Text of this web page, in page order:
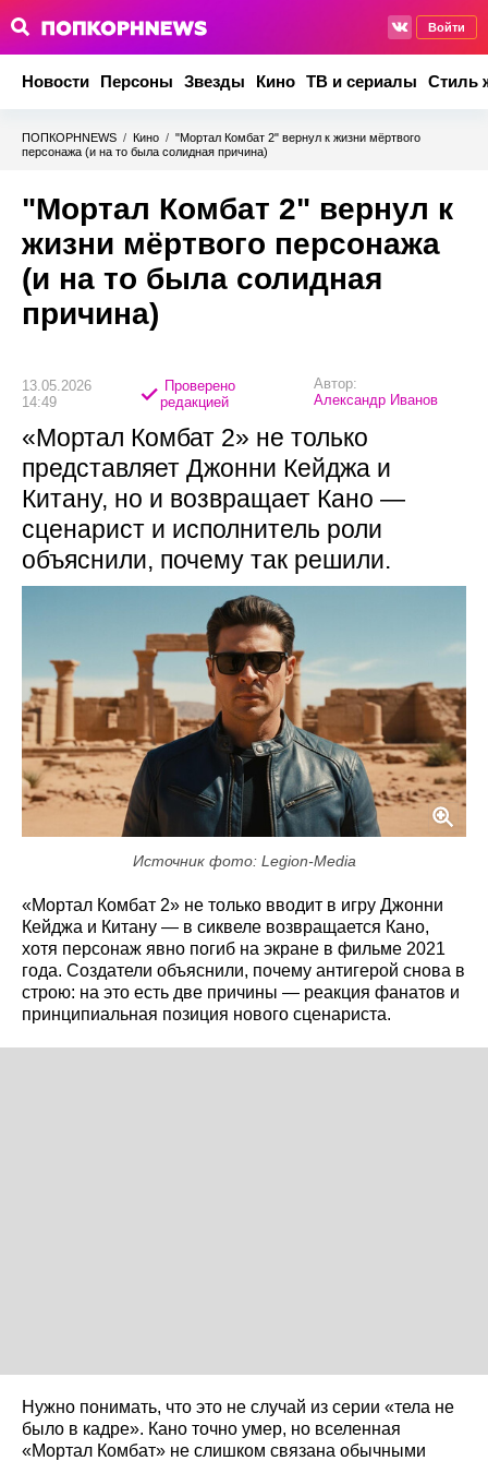
Войти
Новости Персоны Звезды Кино ТВ и сериалы Стиль
ПОПКОРНNEWS / Кино / "Мортал Комбат 2" вернул к жизни мёртвого
персонажа (и на то была солидная причина)
"Мортал Комбат 2" вернул к
жизни мёртвого персонажа
(и на то была солидная
причина)
13.05.2026
14:49
Проверено
редакцией
Автор:
Александр Иванов
«Мортал Комбат 2» не только
представляет Джонни Кейджа и
Китану, но и возвращает Кано —
сценарист и исполнитель роли
объяснили, почему так решили.
Источник фото: Legion-Media
«Мортал Комбат 2» не только вводит в игру Джонни
Кейджа и Китанy — в сиквеле возвращается Кано,
хотя персонаж явно погиб на экране в фильме 2021
года. Создатели объяснили, почему антигерой снова в
строю: на это есть две причины — реакция фанатов и
принципиальная позиция нового сценариста.
Нужно понимать, что это не случай из серии «тела не
было в кадре». Кано точно умер, но вселенная
«Мортал Комбат» не слишком связана обычными